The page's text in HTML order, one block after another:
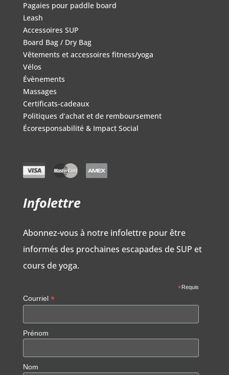
Pagaies pour paddle board
Leash
Accessoires SUP
Board Bag / Dry Bag
Vêtements et accessoires fitness/yoga
Vélos
Évènements
Massages
Certificats-cadeaux
Politiques d’achat et de remboursement
Écoresponsabilité & Impact Social
Infolettre
Abonnez-vous à notre infolettre pour être
informés des prochaines escapades de SUP et
cours de yoga.
*Requis
Courriel *
Prénom
Nom